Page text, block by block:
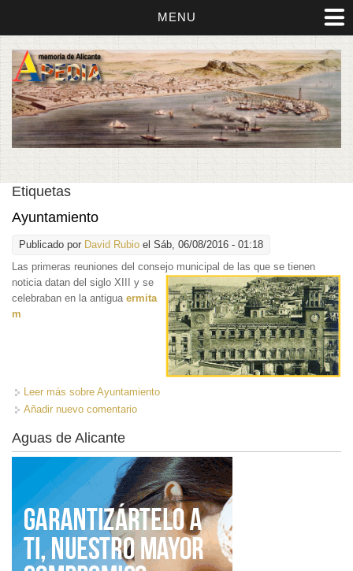
MENU
Etiquetas
Ayuntamiento
Publicado por David Rubio el Sáb, 06/08/2016 - 01:18
Las primeras reuniones del consejo municipal de las que se tienen
noticia datan del siglo XIII y se
celebraban en la antigua ermita
m
Leer más sobre Ayuntamiento
Añadir nuevo comentario
Aguas de Alicante